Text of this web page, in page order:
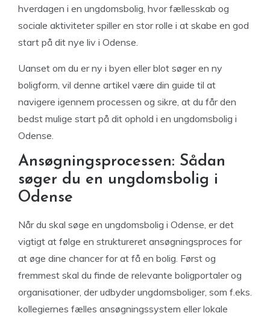
hverdagen i en ungdomsbolig, hvor fællesskab og
sociale aktiviteter spiller en stor rolle i at skabe en god
start på dit nye liv i Odense.
Uanset om du er ny i byen eller blot søger en ny
boligform, vil denne artikel være din guide til at
navigere igennem processen og sikre, at du får den
bedst mulige start på dit ophold i en ungdomsbolig i
Odense.
Ansøgningsprocessen: Sådan
søger du en ungdomsbolig i
Odense
Når du skal søge en ungdomsbolig i Odense, er det
vigtigt at følge en struktureret ansøgningsproces for
at øge dine chancer for at få en bolig. Først og
fremmest skal du finde de relevante boligportaler og
organisationer, der udbyder ungdomsboliger, som f.eks.
kollegiernes fælles ansøgningssystem eller lokale